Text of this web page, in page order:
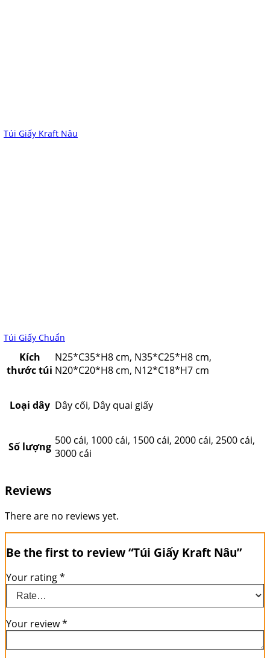
Túi Giấy Kraft Nâu
Túi Giấy Chuẩn
Kích
thước túi
N25*C35*H8 cm, N35*C25*H8 cm,
N20*C20*H8 cm, N12*C18*H7 cm
Loại dây Dây cối, Dây quai giấy
Số lượng 500 cái, 1000 cái, 1500 cái, 2000 cái, 2500 cái,
3000 cái
Reviews
There are no reviews yet.
Be the first to review “Túi Giấy Kraft Nâu”
Your rating*
Your review*